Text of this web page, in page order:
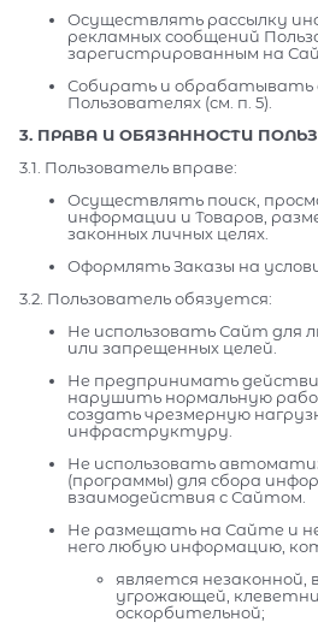
Осуществлять рассылку
рекламных сообщений
зарегистрированным на
Собирать и обрабатывать
Пользователях (см. п. 5).
3. ПРАВА И ОБЯЗАННОСТИ
3.1. Пользователь вправе:
Осуществлять поиск,
информации и Товаров,
законных личных целях.
Оформлять Заказы на
3.2. Пользователь обязуется:
Не использовать Сайт для
или запрещенных целей.
Не предпринимать
нарушить нормальную
создать чрезмерную
инфраструктуру.
Не использовать
(программы) для сбора
взаимодействия с Сайтом.
Не размещать на Сайте и
него любую информацию,
является незаконной,
угрожающей,
оскорбительной;